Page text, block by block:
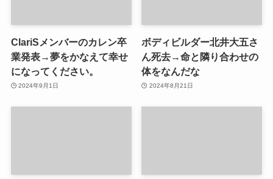
ClariSメンバーのカレン卒
業発表→夢をかなえて幸せ
になってください。
2024年9月1日
ボディビルダー北井大五さ
ん死去→命と隣り合わせの
体をなんだな
2024年8月21日